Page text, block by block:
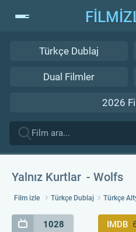
Türkçe Dublaj
Dual Filmler
2026
Yalnız Kurtlar Wolfs
Film izle Türkçe Dublaj Türkçe
1028 IMDB